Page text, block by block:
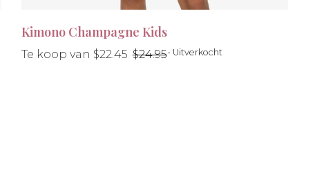
Kimono Champagne Kids
Te koop van $22.45
Normale
$24.95- Uitverkocht